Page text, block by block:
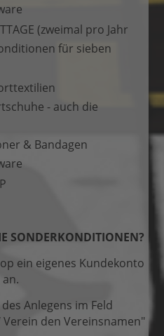
(zweimal pro Jahr
für sieben
- auch die
& Bandagen
SONDERKONDITIONEN?
ein eigenes Kundekonto
an.
Anlegens im Feld
den Vereinsnamen"